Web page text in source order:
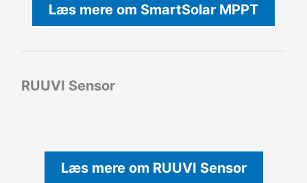
Læs mere om SmartSolar MPPT
RUUVI Sensor
Læs mere om RUUVI Sensor